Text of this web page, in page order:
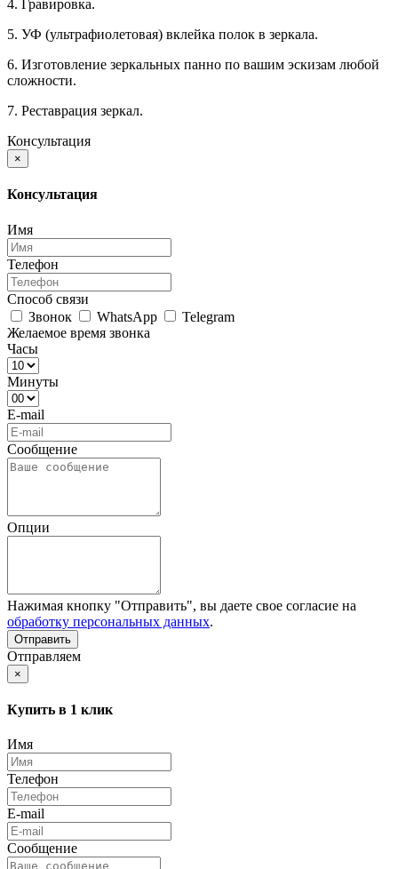
4. Гравировка.
5. УФ (ультрафиолетовая) вклейка полок в зеркала.
6. Изготовление зеркальных панно по вашим эскизам любой
сложности.
7. Реставрация зеркал.
Консультация
×
Консультация
Имя
Телефон
Способ связи
Звонок
WhatsApp
Telegram
Желаемое время звонка
Часы
Минуты
E-mail
Сообщение
Опции
Нажимая кнопку "Отправить", вы даете свое согласие на
обработку персональных данных.
Отправляем
×
Купить в 1 клик
Имя
Телефон
E-mail
Сообщение